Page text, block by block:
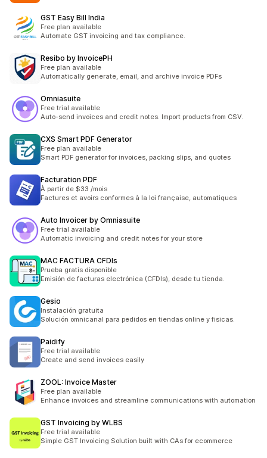
GST Easy Bill India
Free plan available
Automate GST invoicing and tax compliance.
Resibo by InvoicePH
Free plan available
Automatically generate, email, and archive invoice PDFs
Omniasuite
Free trial available
Auto-send invoices and credit notes. Import products from CSV.
CXS Smart PDF Generator
Free plan available
Smart PDF generator for invoices, packing slips, and quotes
Facturation PDF
À partir de $33 /mois
Factures et avoirs conformes à la loi française, automatiques
Auto Invoicer by Omniasuite
Free trial available
Automatic invoicing and credit notes for your store
MAC FACTURA CFDIs
Prueba gratis disponible
Emisión de facturas electrónica (CFDIs), desde tu tienda.
Gesio
Instalación gratuita
Solución omnicanal para pedidos en tiendas online y fisicas.
Paidify
Free trial available
Create and send invoices easily
ZOOL: Invoice Master
Free plan available
Enhance invoices and streamline communications with automation
GST Invoicing by WLBS
Free trial available
Simple GST Invoicing Solution built with CAs for ecommerce